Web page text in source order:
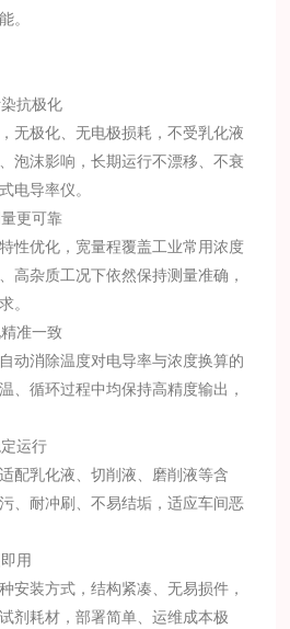
。
抗极化
无极化、无电极损耗，不受乳化液
泡沫影响，长期运行不漂移、不衰
电导率仪。
更可靠
性优化，宽量程覆盖工业常用浓度
高杂质工况下依然保持测量准确，
。
准一致
动消除温度对电导率与浓度换算的
、循环过程中均保持高精度输出，
运行
配乳化液、切削液、磨削液等含
、耐冲刷、不易结垢，适应车间恶
用
安装方式，结构紧凑、无易损件，
剂耗材，部署简单、运维成本极